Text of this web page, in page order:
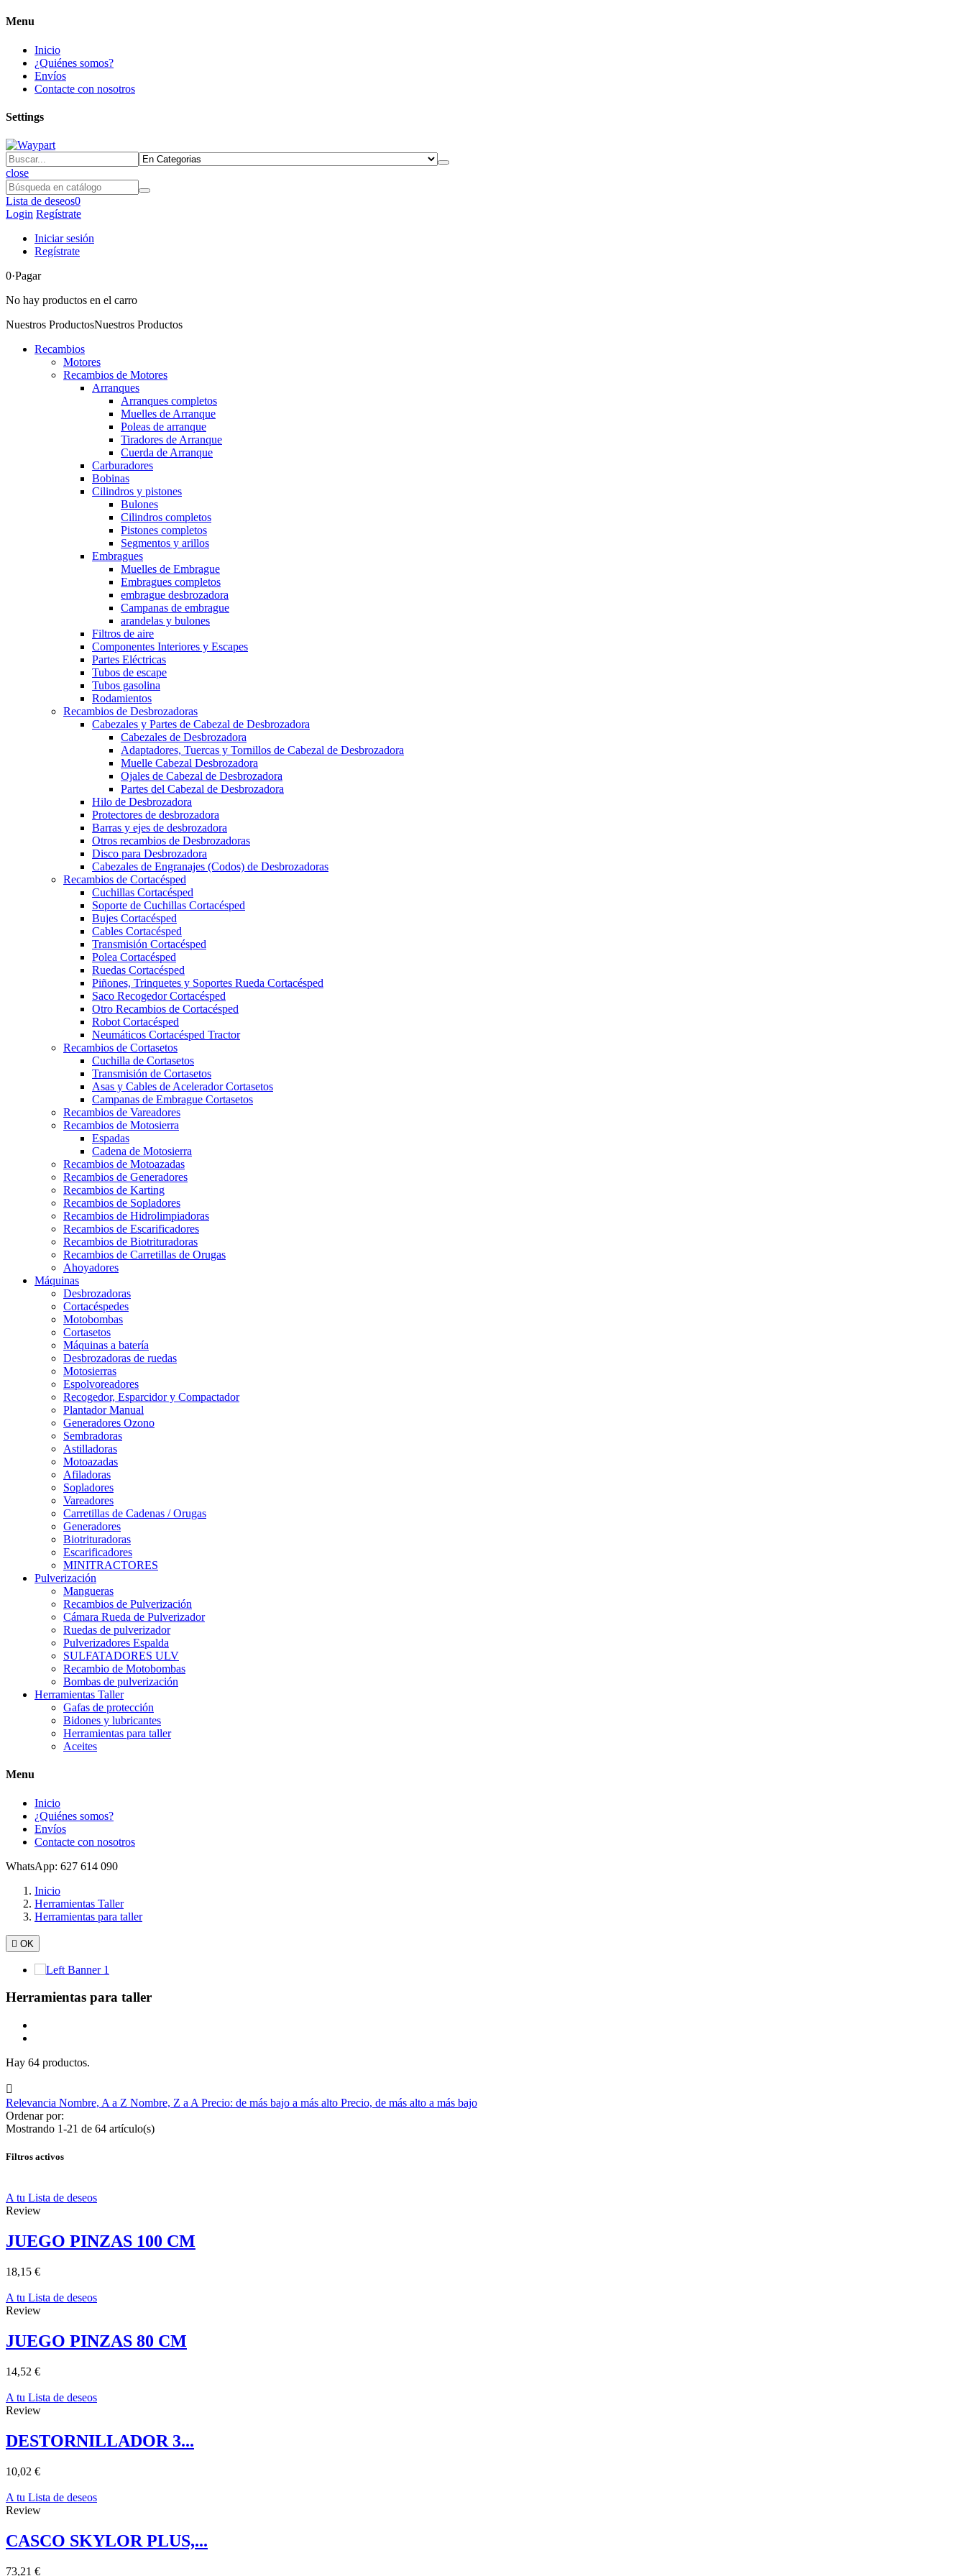
Menu
Inicio
¿Quiénes somos?
Envíos
Contacte con nosotros
Settings
close
Lista de deseos0
Login Regístrate
Iniciar sesión
Regístrate
0·Pagar
No hay productos en el carro
Nuestros ProductosNuestros Productos
Recambios
Motores
Recambios de Motores
Arranques
Arranques completos
Muelles de Arranque
Poleas de arranque
Tiradores de Arranque
Cuerda de Arranque
Carburadores
Bobinas
Cilindros y pistones
Bulones
Cilindros completos
Pistones completos
Segmentos y arillos
Embragues
Muelles de Embrague
Embragues completos
embrague desbrozadora
Campanas de embrague
arandelas y bulones
Filtros de aire
Componentes Interiores y Escapes
Partes Eléctricas
Tubos de escape
Tubos gasolina
Rodamientos
Recambios de Desbrozadoras
Cabezales y Partes de Cabezal de Desbrozadora
Cabezales de Desbrozadora
Adaptadores, Tuercas y Tornillos de Cabezal de Desbrozadora
Muelle Cabezal Desbrozadora
Ojales de Cabezal de Desbrozadora
Partes del Cabezal de Desbrozadora
Hilo de Desbrozadora
Protectores de desbrozadora
Barras y ejes de desbrozadora
Otros recambios de Desbrozadoras
Disco para Desbrozadora
Cabezales de Engranajes (Codos) de Desbrozadoras
Recambios de Cortacésped
Cuchillas Cortacésped
Soporte de Cuchillas Cortacésped
Bujes Cortacésped
Cables Cortacésped
Transmisión Cortacésped
Polea Cortacésped
Ruedas Cortacésped
Piñones, Trinquetes y Soportes Rueda Cortacésped
Saco Recogedor Cortacésped
Otro Recambios de Cortacésped
Robot Cortacésped
Neumáticos Cortacésped Tractor
Recambios de Cortasetos
Cuchilla de Cortasetos
Transmisión de Cortasetos
Asas y Cables de Acelerador Cortasetos
Campanas de Embrague Cortasetos
Recambios de Vareadores
Recambios de Motosierra
Espadas
Cadena de Motosierra
Recambios de Motoazadas
Recambios de Generadores
Recambios de Karting
Recambios de Sopladores
Recambios de Hidrolimpiadoras
Recambios de Escarificadores
Recambios de Biotrituradoras
Recambios de Carretillas de Orugas
Ahoyadores
Máquinas
Desbrozadoras
Cortacéspedes
Motobombas
Cortasetos
Máquinas a batería
Desbrozadoras de ruedas
Motosierras
Espolvoreadores
Recogedor, Esparcidor y Compactador
Plantador Manual
Generadores Ozono
Sembradoras
Astilladoras
Motoazadas
Afiladoras
Sopladores
Vareadores
Carretillas de Cadenas / Orugas
Generadores
Biotrituradoras
Escarificadores
MINITRACTORES
Pulverización
Mangueras
Recambios de Pulverización
Cámara Rueda de Pulverizador
Ruedas de pulverizador
Pulverizadores Espalda
SULFATADORES ULV
Recambio de Motobombas
Bombas de pulverización
Herramientas Taller
Gafas de protección
Bidones y lubricantes
Herramientas para taller
Aceites
Menu
Inicio
¿Quiénes somos?
Envíos
Contacte con nosotros
WhatsApp: 627 614 090
Inicio
Herramientas Taller
Herramientas para taller
 OK
Herramientas para taller
Hay 64 productos.

Relevancia Nombre, A a Z Nombre, Z a A Precio: de más bajo a más alto Precio, de más alto a más bajo
Ordenar por:
Mostrando 1-21 de 64 artículo(s)
Filtros activos
A tu Lista de deseos
Review
JUEGO PINZAS 100 CM
18,15 €
A tu Lista de deseos
Review
JUEGO PINZAS 80 CM
14,52 €
A tu Lista de deseos
Review
DESTORNILLADOR 3...
10,02 €
A tu Lista de deseos
Review
CASCO SKYLOR PLUS,...
73,21 €